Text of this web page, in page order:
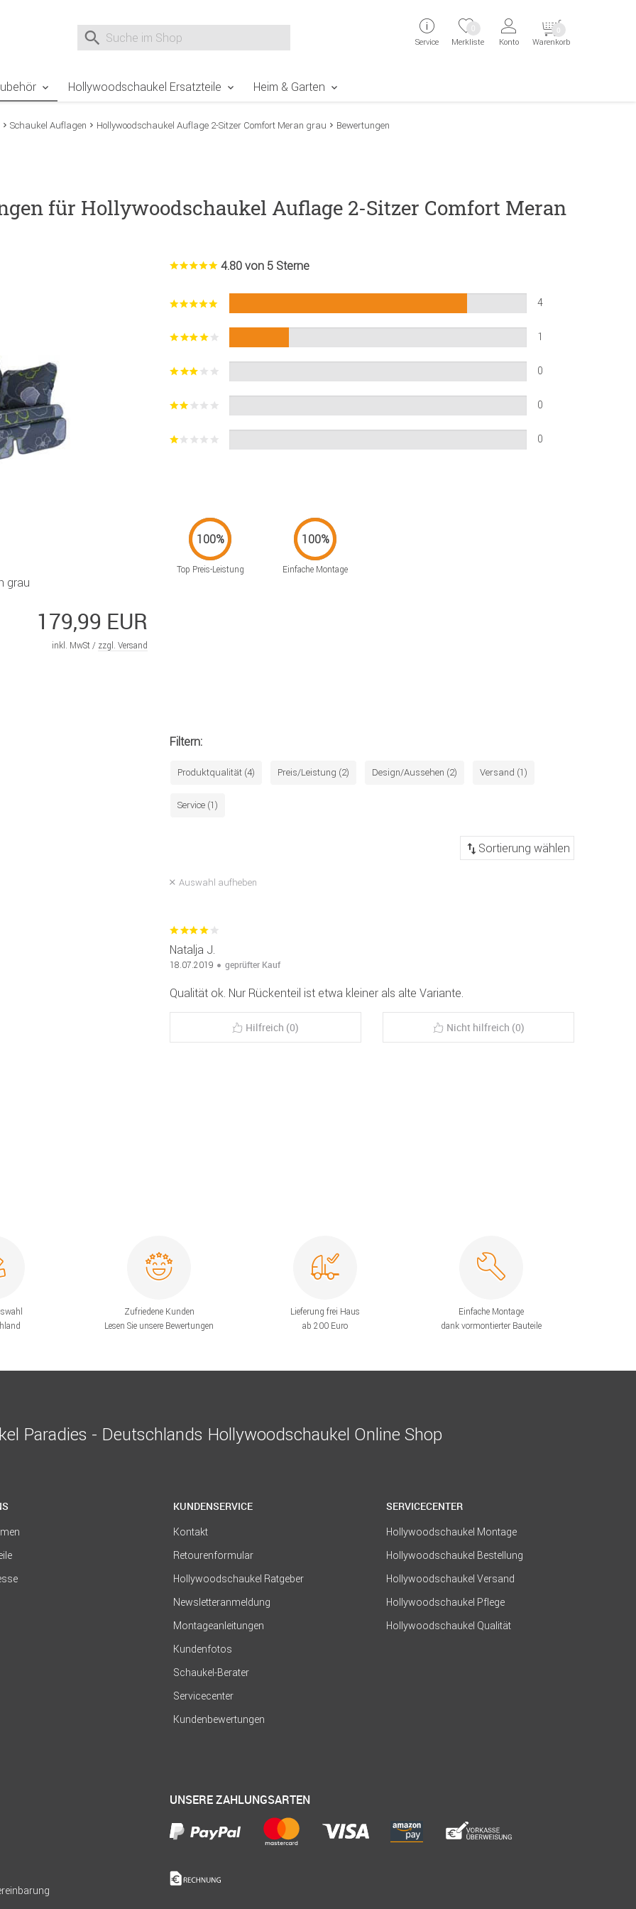
Suche nach
Service Merkliste
0
Konto Warenkorb
0
Hollywoodschaukel Ersatzteile Heim & Garten
Schaukel Auflagen Hollywoodschaukel Auflage 2-Sitzer Comfort Meran grau Bewertungen
für Hollywoodschaukel Auflage 2-Sitzer Comfort Meran
grau
179,99 EUR
inkl. MwSt / zzgl. Versand
4.80 von 5 Sterne
4
1
0
0
0
Top Preis-Leistung Einfache Montage
Filtern:
Produktqualität (4) Preis/Leistung (2) Design/Aussehen (2) Versand (1)
Service (1)
Auswahl aufheben
Natalja J.
18.07.2019 geprüfter Kauf
Qualität ok. Nur Rückenteil ist etwa kleiner als alte Variante.
Hilfreich (0) Nicht hilfreich (0)
Zufriedene Kunden
Lesen Sie unsere Bewertungen
Lieferung frei Haus
ab 200 Euro
Einfache Montage
dank vormontierter Bauteile
Paradies - Deutschlands Hollywoodschaukel Online Shop
KUNDENSERVICE
Kontakt
Retourenformular
Hollywoodschaukel Ratgeber
Newsletteranmeldung
Montageanleitungen
Kundenfotos
Schaukel-Berater
Servicecenter
Kundenbewertungen
SERVICECENTER
Hollywoodschaukel Montage
Hollywoodschaukel Bestellung
Hollywoodschaukel Versand
Hollywoodschaukel Pflege
Hollywoodschaukel Qualität
UNSERE ZAHLUNGSARTEN